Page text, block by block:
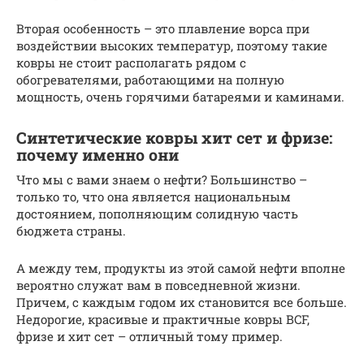
Вторая особенность – это плавление ворса при
воздействии высоких температур, поэтому такие
ковры не стоит располагать рядом с
обогревателями, работающими на полную
мощность, очень горячими батареями и каминами.
Синтетические ковры хит сет и фризе:
почему именно они
Что мы с вами знаем о нефти? Большинство –
только то, что она является национальным
достоянием, пополняющим солидную часть
бюджета страны.
А между тем, продукты из этой самой нефти вполне
вероятно служат вам в повседневной жизни.
Причем, с каждым годом их становится все больше.
Недорогие, красивые и практичные ковры BCF,
фризе и хит сет – отличный тому пример.